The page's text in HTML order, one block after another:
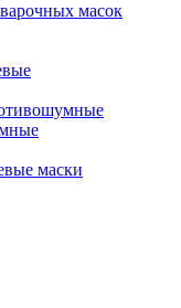
масок
маски